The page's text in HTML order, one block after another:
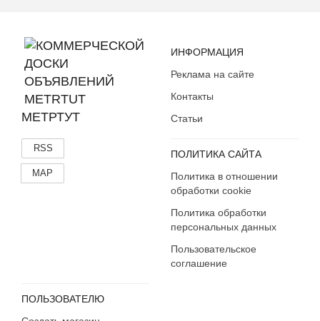
МЕТРТУТ
RSS
MAP
ИНФОРМАЦИЯ
Реклама на сайте
Контакты
Статьи
ПОЛИТИКА САЙТА
Политика в отношении
обработки cookie
Политика обработки
персональных данных
Пользовательское
соглашение
ПОЛЬЗОВАТЕЛЮ